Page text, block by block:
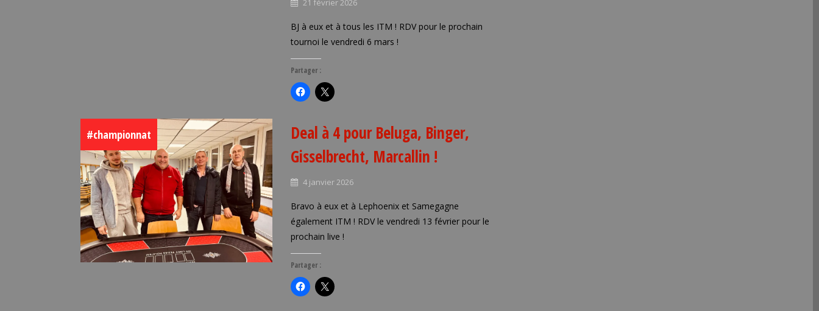
BJ à eux et à tous les ITM ! RDV pour le prochain
tournoi le vendredi 6 mars !
Partager :
#championnat
Deal à 4 pour Beluga, Binger,
Gisselbrecht, Marcallin !
4 janvier 2026
Bravo à eux et à Lephoenix et Samegagne
également ITM ! RDV le vendredi 13 février pour le
prochain live !
Partager :